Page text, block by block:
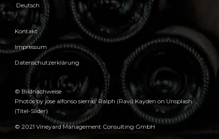
Deutsch
Kontakt
Impressum
Datenschutzerklärung
© Bildnachweise
Photos by jose alfonso sierra// Ralph (Ravi) Kayden on Unsplash
(Titel-Slider)
© 2021 Vineyard Management Consulting GmbH